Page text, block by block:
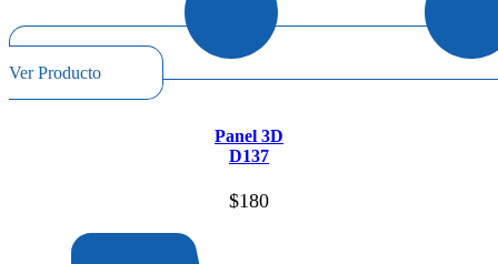
Ver Producto
Panel 3D
D137
$180